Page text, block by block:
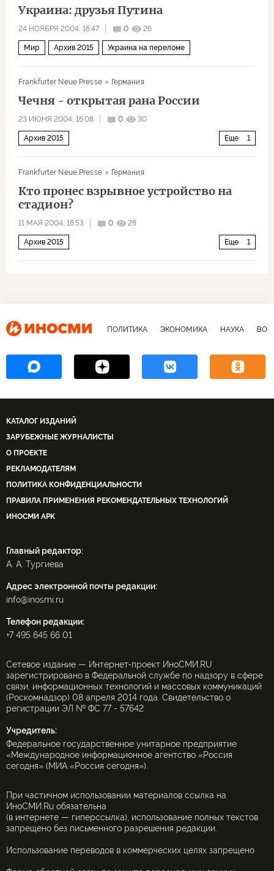
Украина: друзья Путина
24 НОЯБРЯ 2004, 16:47 0 26
Мир Архив 2015 Украина на переломе
Frankfurter Neue Presse Германия
Чечня - открытая рана России
23 ИЮНЯ 2004, 16:08 0 30
Еще 1
Архив 2015
Frankfurter Neue Presse
Германия
Кто пронес взрывное устройство на
стадион?
11 МАЯ 2004, 18:53 0 28
Еще 1
Архив 2015
ПОЛИТИКА ЭКОНОМИКА НАУКА
КАТАЛОГ ИЗДАНИЙ
ЗАРУБЕЖНЫЕ ЖУРНАЛИСТЫ
О ПРОЕКТЕ
РЕКЛАМОДАТЕЛЯМ
ПОЛИТИКА КОНФИДЕНЦИАЛЬНОСТИ
ПРАВИЛА ПРИМЕНЕНИЯ РЕКОМЕНДАТЕЛЬНЫХ ТЕХНОЛОГИЙ
ИНОСМИ APK
Главный редактор:
А. А. Тургиева
Адрес электронной почты редакции:
info@inosmi.ru
Телефон редакции:
+7 495 645 66 01
Сетевое издание — Интернет-проект ИноСМИ.RU
зарегистрировано в Федеральной службе по надзору в сфере
связи, информационных технологий и массовых коммуникаций
(Роскомнадзор) 08 апреля 2014 года. Свидетельство о
регистрации ЭЛ № ФС 77 - 57642
Учредитель:
Федеральное государственное унитарное предприятие
«Международное информационное агентство «Россия
сегодня» (МИА «Россия сегодня»).
При частичном использовании материалов ссылка на
ИноСМИ.Ru обязательна
(в интернете — гиперссылка), использование полных текстов
запрещено без письменного разрешения редакции.
Использование переводов в коммерческих целях запрещено